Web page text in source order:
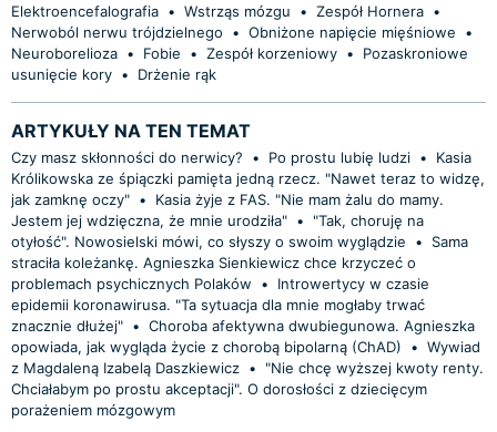
Elektroencefalografia • Wstrząs mózgu • Zespół Hornera •
Nerwoból nerwu trójdzielnego
• Obniżone napięcie mięśniowe
•
Neuroborelioza • Fobie • Zespół korzeniowy •
Pozaskroniowe
usunięcie kory • Drżenie rąk
ARTYKUŁY NA TEN TEMAT
Czy masz skłonności do nerwicy? • Po prostu lubię ludzi •
Kasia
Królikowska ze śpiączki pamięta jedną rzecz. "Nawet teraz to widzę,
jak zamknę oczy" •
Kasia żyje z FAS. "Nie mam żalu do mamy.
Jestem jej wdzięczna, że mnie urodziła" •
"Tak, choruję na
otyłość". Nowosielski mówi, co słyszy o swoim wyglądzie
•
Sama
straciła koleżankę. Agnieszka Sienkiewicz chce krzyczeć o
problemach psychicznych Polaków
•
Introwertycy w czasie
epidemii koronawirusa. "Ta sytuacja dla mnie mogłaby trwać
znacznie dłużej" • Choroba afektywna dwubiegunowa. Agnieszka
opowiada, jak wygląda życie z chorobą bipolarną (ChAD)
• Wywiad
z Magdaleną Izabelą Daszkiewicz •
"Nie chcę wyższej kwoty renty.
Chciałabym po prostu akceptacji". O dorosłości z dziecięcym
porażeniem mózgowym